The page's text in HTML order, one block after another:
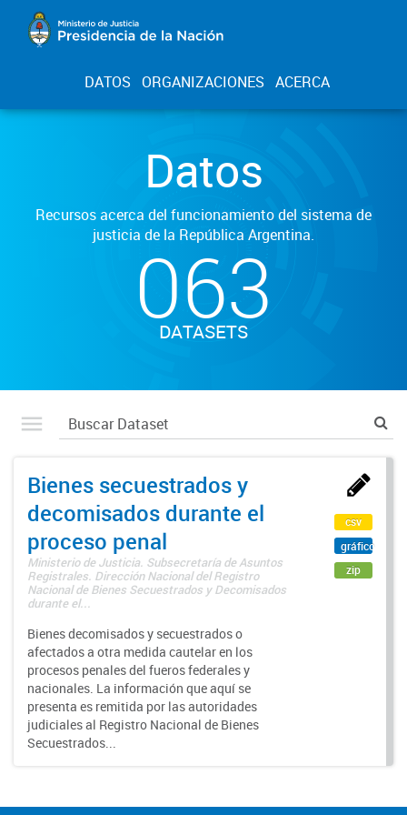
DATOS ORGANIZACIONES ACERCA
Datos
Recursos acerca del funcionamiento del sistema de
justicia de la República Argentina.
063
DATASETS
Bienes secuestrados y
decomisados durante el
proceso penal
Ministerio de Justicia. Subsecretaría de Asuntos
Registrales. Dirección Nacional del Registro
Nacional de Bienes Secuestrados y Decomisados
durante el...
Bienes decomisados y secuestrados o
afectados a otra medida cautelar en los
procesos penales del fueros federales y
nacionales. La información que aquí se
presenta es remitida por las autoridades
judiciales al Registro Nacional de Bienes
Secuestrados...
csv
gráfico
zip